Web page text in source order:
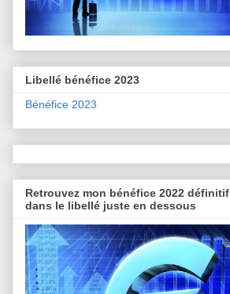
Libellé bénéfice 2023
Bénéfice 2023
Retrouvez mon bénéfice 2022 définitif
dans le libellé juste en dessous